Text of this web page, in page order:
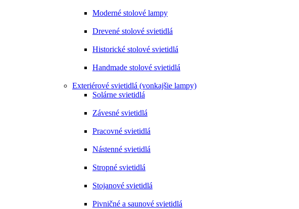
Moderné stolové lampy
Drevené stolové svietidlá
Historické stolové svietidlá
Handmade stolové svietidlá
Exteriérové svietidlá (vonkajšie lampy)
Solárne svietidlá
Závesné svietidlá
Pracovné svietidlá
Nástenné svietidlá
Stropné svietidlá
Stojanové svietidlá
Pivničné a saunové svietidlá